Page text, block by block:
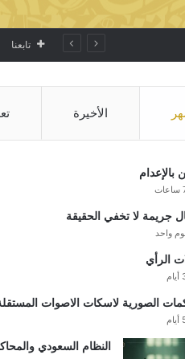
تابعنا
الأخيرة
بالإعدام
جريمة لا تخفي الحقيقة
واحد
الرأي
الصورية لاسكات الاصوات
النظام السعودي